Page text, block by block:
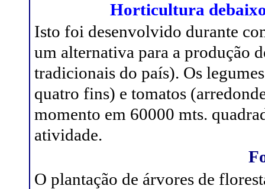
Horticultura
Isto foi desenvolvido durante
um alternativa para a produção
tradicionais do país). Os
quatro fins) e tomatos
momento em 60000 mts.
atividade.
O plantação de árvores de